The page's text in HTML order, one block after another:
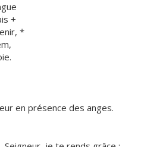
+
*
en présence des anges.